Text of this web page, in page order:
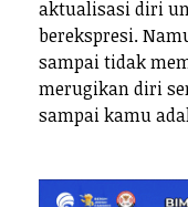
aktualisasi diri
berekspresi.
sampai tidak
merugikan diri
sampai kamu